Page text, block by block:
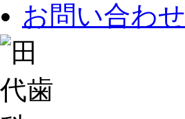
お問い合わせ